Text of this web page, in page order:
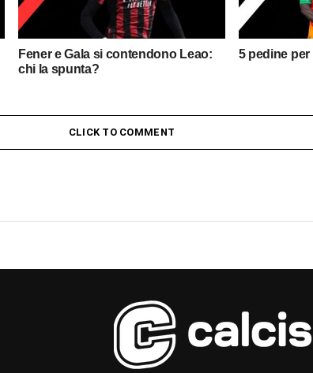
Fener e Gala si contendono Leao:
chi la spunta?
5 pedine
CLICK TO COMMENT